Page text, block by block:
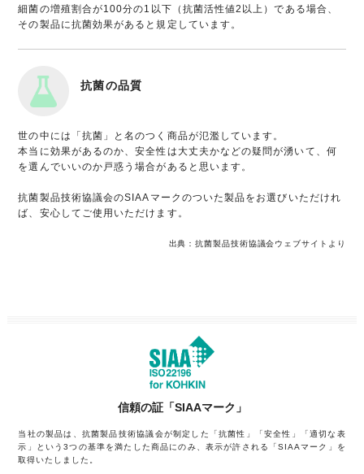
細菌の増殖割合が100分の1以下（抗菌活性値2以上）である場合、
その製品に抗菌効果があると規定しています。
抗菌の品質
世の中には「抗菌」と名のつく商品が氾濫しています。
本当に効果があるのか、安全性は大丈夫かなどの疑問が湧いて、何
を選んでいいのか戸惑う場合があると思います。
抗菌製品技術協議会のSIAAマークのついた製品をお選びいただけれ
ば、安心してご使用いただけます。
出典：抗菌製品技術協議会ウェブサイトより
信頼の証「SIAAマーク」
当社の製品は、抗菌製品技術協議会が制定した「抗菌性」「安全性」「適切な表
示」という3つの基準を満たした商品にのみ、表示が許される「SIAAマーク」を
取得いたしました。